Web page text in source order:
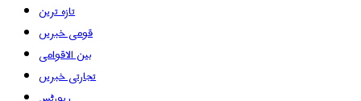
تازہ ترین
قومی خبریں
بین الاقوامی
تجارتی خبریں